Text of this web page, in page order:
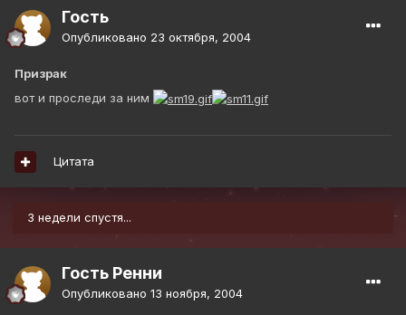
Гость
Опубликовано 23 октября, 2004
Призрак
вот и проследи за ним
Цитата
3 недели спустя...
Гость Ренни
Опубликовано 13 ноября, 2004